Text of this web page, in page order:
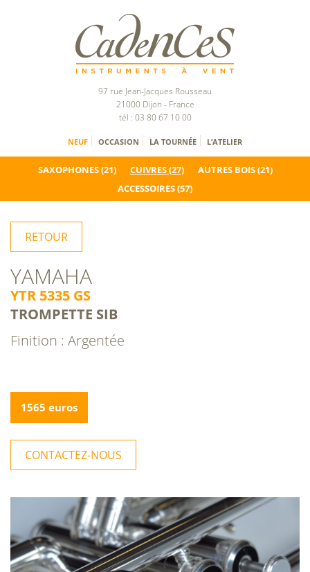
97 rue Jean-Jacques Rousseau
21000 Dijon - France
tél : 03 80 67 10 00
NEUF OCCASION LA TOURNÉE L’ATELIER
SAXOPHONES(21) CUIVRES(27) AUTRES BOIS(21)
ACCESSOIRES(57)
RETOUR
YAMAHA
YTR 5335 GS
TROMPETTE SIB
Finition : Argentée
1565 euros
CONTACTEZ-NOUS